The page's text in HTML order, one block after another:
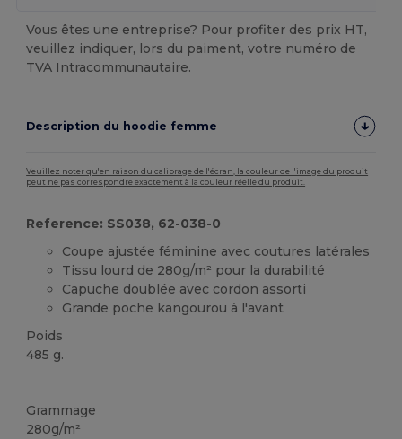
Vous êtes une entreprise? Pour profiter des prix HT,
veuillez indiquer, lors du paiment, votre numéro de
TVA Intracommunautaire.
Description du hoodie femme
Veuillez noter qu'en raison du calibrage de l'écran, la couleur de l'image du produit
peut ne pas correspondre exactement à la couleur réelle du produit.
Reference: SS038, 62-038-0
Coupe ajustée féminine avec coutures latérales
Tissu lourd de 280g/m² pour la durabilité
Capuche doublée avec cordon assorti
Grande poche kangourou à l'avant
Poids
485 g.
Grammage
280g/m²